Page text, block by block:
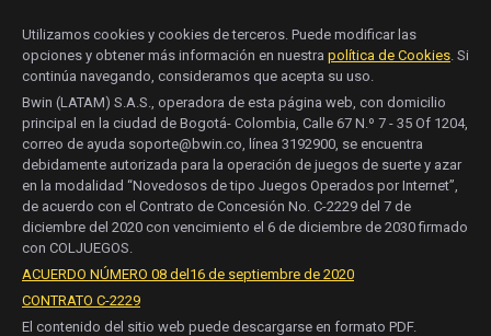
Utilizamos cookies y cookies de terceros. Puede modificar las
opciones y obtener más información en nuestra política de Cookies . Si
continúa navegando, consideramos que acepta su uso.
Bwin (LATAM) S.A.S., operadora de esta página web, con domicilio
principal en la ciudad de Bogotá- Colombia, Calle 67 N.º 7 - 35 Of 1204,
correo de ayuda soporte@bwin.co, línea 3192900, se encuentra
debidamente autorizada para la operación de juegos de suerte y azar
en la modalidad “Novedosos de tipo Juegos Operados por Internet”,
de acuerdo con el Contrato de Concesión No. C-2229 del 7 de
diciembre del 2020 con vencimiento el 6 de diciembre de 2030 firmado
con COLJUEGOS.
ACUERDO NÚMERO 08 del16 de septiembre de 2020
CONTRATO C-2229
El contenido del sitio web puede descargarse en formato PDF.